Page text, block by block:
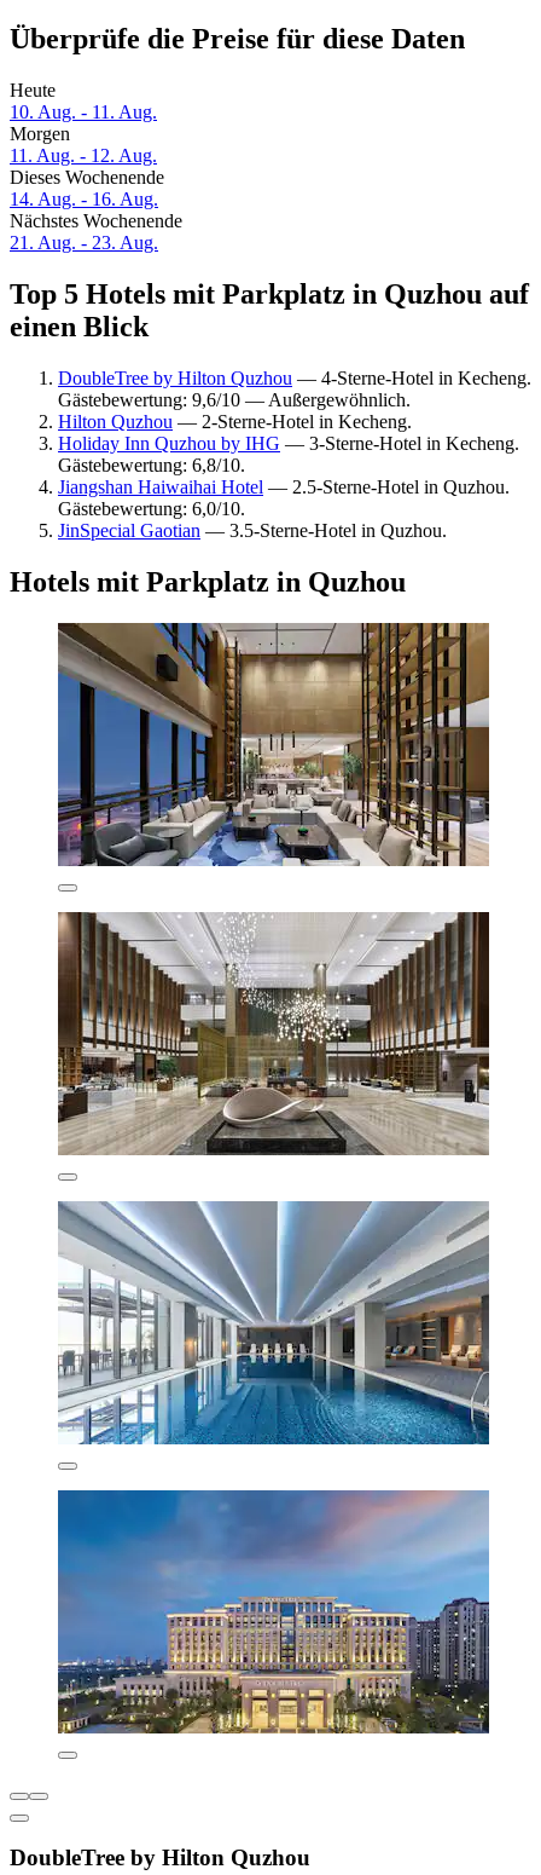
Überprüfe die Preise für diese Daten
Heute
10. Aug. - 11. Aug.
Morgen
11. Aug. - 12. Aug.
Dieses Wochenende
14. Aug. - 16. Aug.
Nächstes Wochenende
21. Aug. - 23. Aug.
Top 5 Hotels mit Parkplatz in Quzhou auf
einen Blick
DoubleTree by Hilton Quzhou — 4-Sterne-Hotel in Kecheng.
Gästebewertung: 9,6/10 — Außergewöhnlich.
Hilton Quzhou — 2-Sterne-Hotel in Kecheng.
Holiday Inn Quzhou by IHG — 3-Sterne-Hotel in Kecheng.
Gästebewertung: 6,8/10.
Jiangshan Haiwaihai Hotel — 2.5-Sterne-Hotel in Quzhou.
Gästebewertung: 6,0/10.
JinSpecial Gaotian — 3.5-Sterne-Hotel in Quzhou.
Hotels mit Parkplatz in Quzhou
DoubleTree by Hilton Quzhou